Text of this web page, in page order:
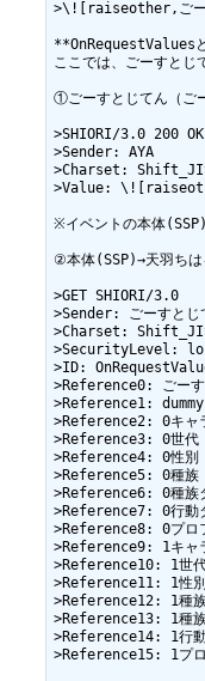
>\![raiseother,ごーす
**OnRequestValues
ここでは、ごーすと
①ごーすとじてん（ご
>SHIORI/3.0 200 OK
>Sender: AYA
>Charset:
>Value: \![raiseother,
※イベントの本体
②本体(SSP)→天羽ち
>GET SHIORI/3.0
>Sender: ごーすとじ
>Charset:
>SecurityLevel:
>ID:
>Reference0: ごーす
>Reference1: dummy
>Reference2: 0キャ
>Reference3: 0世代
>Reference4: 0性別
>Reference5: 0種族
>Reference6: 0種族
>Reference7: 0行動
>Reference8: 0プロ
>Reference9: 1キャ
>Reference10: 1世
>Reference11: 1性別
>Reference12: 1種
>Reference13: 1種
>Reference14: 1行
>Reference15: 1プ